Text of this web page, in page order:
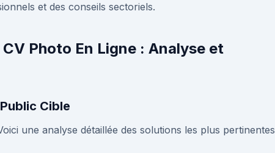
et des conseils sectoriels.
Photo En Ligne : Analyse et
Cible
une analyse détaillée des solutions les plus pertinentes